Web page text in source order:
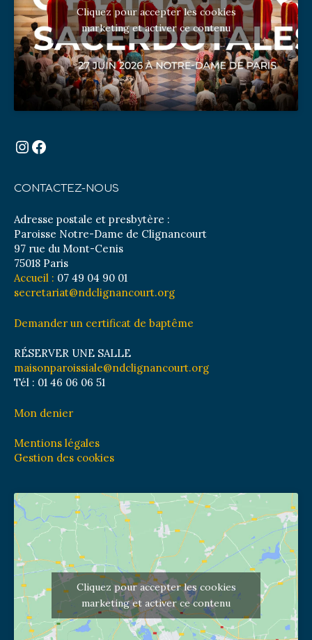
Cliquez pour accepter les cookies
marketing et activer ce contenu
Instagram
Facebook
CONTACTEZ-NOUS
Adresse postale et presbytère :
Paroisse Notre-Dame de Clignancourt
97 rue du Mont-Cenis
75018 Paris
Accueil : 07 49 04 90 01
secretariat@ndclignancourt.org
Demander un certificat de baptême
RÉSERVER UNE SALLE
maisonparoissiale@ndclignancourt.org
Tél : 01 46 06 06 51
Mon denier
Mentions légales
Gestion des cookies
Cliquez pour accepter les cookies
marketing et activer ce contenu